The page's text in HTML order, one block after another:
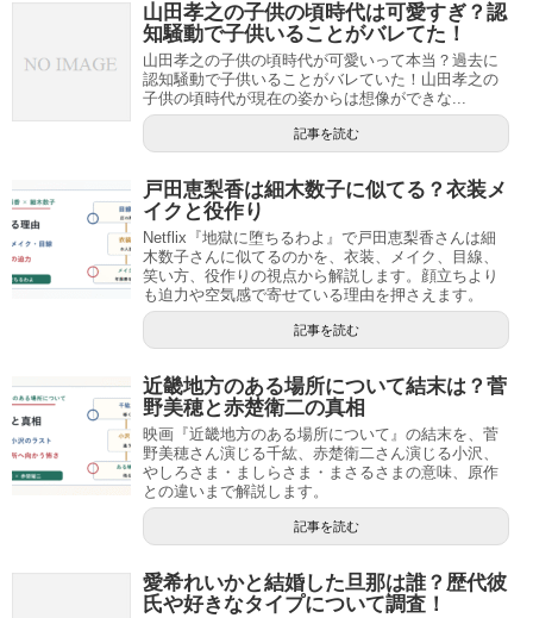
山田孝之の子供の頃時代は可愛すぎ？認
知騒動で子供いることがバレてた！
山田孝之の子供の頃時代が可愛いって本当？過去に
認知騒動で子供いることがバレていた！山田孝之の
子供の頃時代が現在の姿からは想像ができな...
記事を読む
戸田恵梨香は細木数子に似てる？衣装メ
イクと役作り
Netflix『地獄に堕ちるわよ』で戸田恵梨香さんは細
木数子さんに似てるのかを、衣装、メイク、目線、
笑い方、役作りの視点から解説します。顔立ちより
も迫力や空気感で寄せている理由を押さえます。
記事を読む
近畿地方のある場所について結末は？菅
野美穂と赤楚衛二の真相
映画『近畿地方のある場所について』の結末を、菅
野美穂さん演じる千紘、赤楚衛二さん演じる小沢、
やしろさま・ましらさま・まさるさまの意味、原作
との違いまで解説します。
記事を読む
愛希れいかと結婚した旦那は誰？歴代彼
氏や好きなタイプについて調査！